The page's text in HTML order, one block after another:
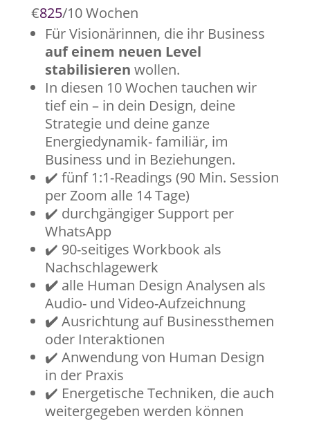
€825/10 Wochen
Für Visionärinnen, die ihr Business
auf einem neuen Level
stabilisieren wollen.
In diesen 10 Wochen tauchen wir
tief ein – in dein Design, deine
Strategie und deine ganze
Energiedynamik- familiär, im
Business und in Beziehungen.
✔️ fünf 1:1-Readings (90 Min. Session
per Zoom alle 14 Tage)
✔️ durchgängiger Support per
WhatsApp
✔️ 90-seitiges Workbook als
Nachschlagewerk
✔️ alle Human Design Analysen als
Audio- und Video-Aufzeichnung
✔️Ausrichtung auf Businessthemen
oder Interaktionen
✔️ Anwendung von Human Design
in der Praxis
✔️ EnergetischeTechniken, die auch
weitergegeben werden können